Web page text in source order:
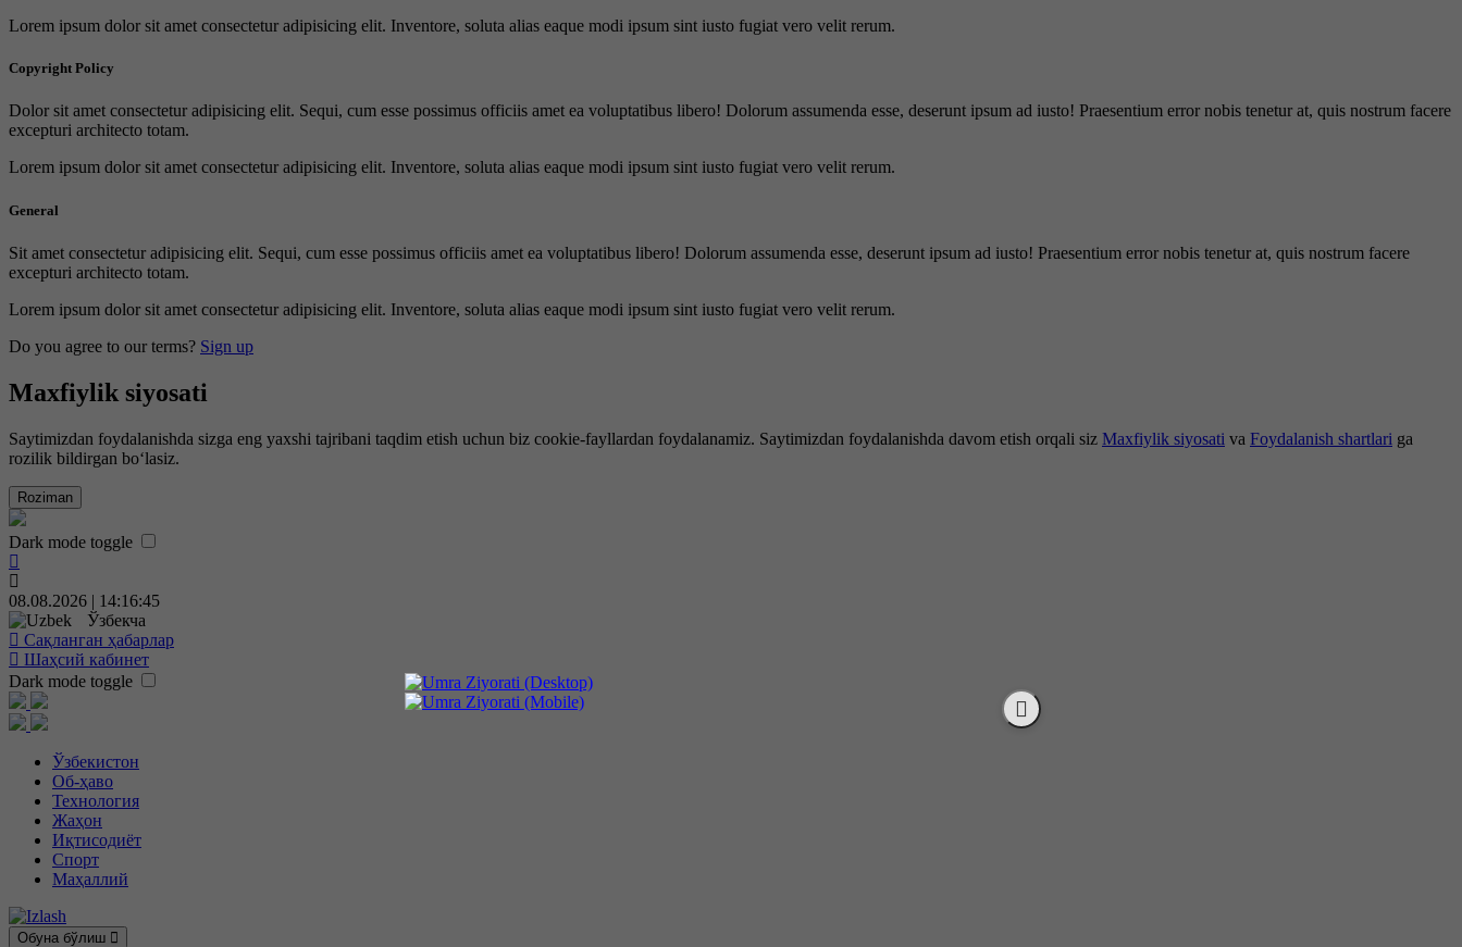
Lorem ipsum dolor sit amet consectetur adipisicing elit. Inventore, soluta alias eaque modi ipsum sint iusto fugiat vero velit rerum.
Copyright Policy
Dolor sit amet consectetur adipisicing elit. Sequi, cum esse possimus officiis amet ea voluptatibus libero! Dolorum assumenda esse, deserunt ipsum ad iusto! Praesentium error nobis tenetur at, quis nostrum facere
excepturi architecto totam.
Lorem ipsum dolor sit amet consectetur adipisicing elit. Inventore, soluta alias eaque modi ipsum sint iusto fugiat vero velit rerum.
General
Sit amet consectetur adipisicing elit. Sequi, cum esse possimus officiis amet ea voluptatibus libero! Dolorum assumenda esse, deserunt ipsum ad iusto! Praesentium error nobis tenetur at, quis nostrum facere
excepturi architecto totam.
Lorem ipsum dolor sit amet consectetur adipisicing elit. Inventore, soluta alias eaque modi ipsum sint iusto fugiat vero velit rerum.
Do you agree to our terms? Sign up
Maxfiylik siyosati
Saytimizdan foydalanishda sizga eng yaxshi tajribani taqdim etish uchun biz cookie-fayllardan foydalanamiz. Saytimizdan foydalanishda davom etish orqali siz Maxfiylik siyosati va Foydalanish shartlari ga
rozilik bildirgan bo‘lasiz.
Roziman
Dark mode toggle
08.08.2026 | 14:16:46
Ўзбекча
Сақланган ҳабарлар
Шаҳсий кабинет
Dark mode toggle
Ўзбекистон
Об-ҳаво
Технология
Жаҳон
Иқтисодиёт
Спорт
Маҳаллий
Обуна бўлиш